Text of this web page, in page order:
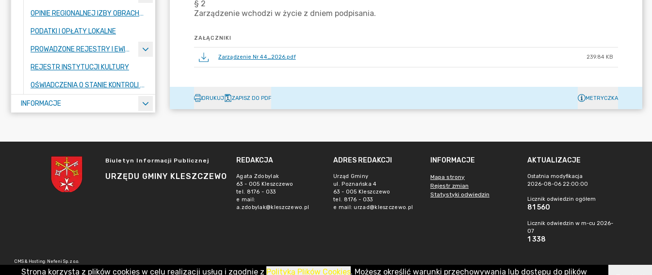
OPINIE REGIONALNEJ IZBY OBRACHUNKOWEJ
PODATKI I OPŁATY LOKALNE
PROWADZONE REJESTRY I EWIDENCJE
REJESTR INSTYTUCJI KULTURY
OŚWIADCZENIA O STANIE KONTROLI ZARZĄDCZEJ
INFORMACJE
ZAŁĄCZNIKI
Zarządzenie Nr 44_2026.pdf 239.84 KB
DRUKUJ ZAPISZ DO PDF METRYCZKA
Biuletyn Informacji Publicznej
URZĘDU GMINY KLESZCZEWO
REDAKCJA
Agata Zdobylak
63 - 005 Kleszczewo
tel. 8176 - 033
e mail:
a.zdobylak@kleszczewo.pl
ADRES REDAKCJI
Urząd Gminy
ul. Poznańska 4
63 - 005 Kleszczewo
tel. 8176 - 033
e mail: urzad@kleszczewo.pl
INFORMACJE
Mapa strony
Rejestr zmian
Statystyki odwiedzin
AKTUALIZACJE
Ostatnia modyfikacja
2026-08-06 22:00:00
Licznik odwiedzin ogółem
81 560
Licznik odwiedzin w m-cu 2026-
07
1 338
CMS & Hosting: Nefeni Sp. z o.o.
Strona korzysta z plików cookies w celu realizacji usług i zgodnie z Polityką Plików Cookies. Możesz określić warunki przechowywania lub dostępu do plików